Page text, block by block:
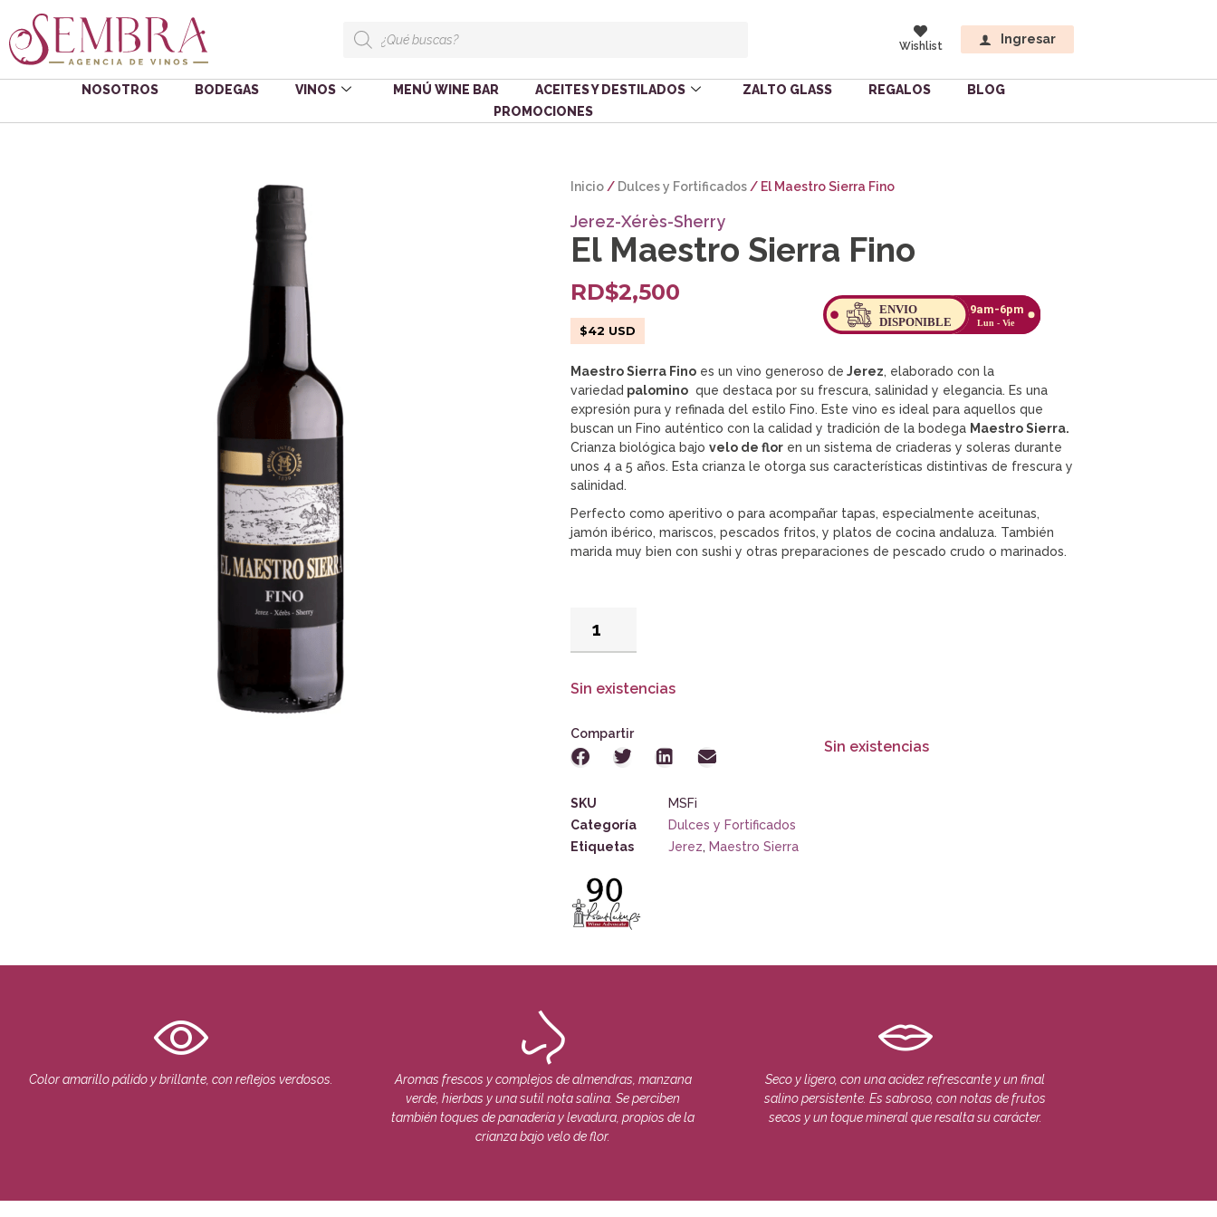
Wishlist Ingresar
NOSOTROS BODEGAS VINOS MENÚ WINE BAR ACEITES Y DESTILADOS ZALTO GLASS REGALOS
BLOG
PROMOCIONES
Inicio / Dulces y Fortificados / El Maestro Sierra Fino
Jerez-Xérès-Sherry
El Maestro Sierra Fino
RD$2,500
$42 USD
Maestro Sierra Fino es un vino generoso de Jerez, elaborado con la
variedad palomino que destaca por su frescura, salinidad y elegancia. Es una
expresión pura y refinada del estilo Fino. Este vino es ideal para aquellos que
buscan un Fino auténtico con la calidad y tradición de la bodega Maestro Sierra.
Crianza biológica bajo velo de flor en un sistema de criaderas y soleras durante
unos 4 a 5 años. Esta crianza le otorga sus características distintivas de frescura y
salinidad.
Perfecto como aperitivo o para acompañar tapas, especialmente aceitunas,
jamón ibérico, mariscos, pescados fritos, y platos de cocina andaluza. También
marida muy bien con sushi y otras preparaciones de pescado crudo o marinados.
Sin existencias
Compartir
Sin existencias
SKU
MSFi
Categoría
Dulces y Fortificados
Etiquetas
Jerez, Maestro Sierra
Color amarillo pálido y brillante, con reflejos verdosos.
Aromas frescos y complejos de almendras, manzana
verde, hierbas y una sutil nota salina. Se perciben
también toques de panadería y levadura, propios de la
crianza bajo velo de flor.
Seco y ligero, con una acidez refrescante y un final
salino persistente. Es sabroso, con notas de frutos
secos y un toque mineral que resalta su carácter.